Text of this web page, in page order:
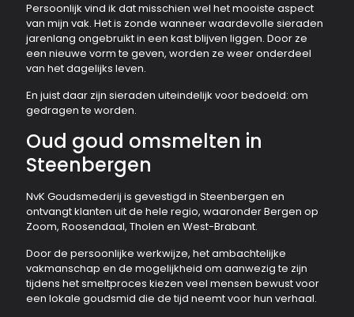
Persoonlijk vind ik dat misschien wel het mooiste aspect
van mijn vak. Het is zonde wanneer waardevolle sieraden
jarenlang ongebruikt in een kast blijven liggen. Door ze
een nieuwe vorm te geven, worden ze weer onderdeel
van het dagelijks leven.
En juist daar zijn sieraden uiteindelijk voor bedoeld: om
gedragen te worden.
Oud goud omsmelten in
Steenbergen
NvK Goudsmederij is gevestigd in Steenbergen en
ontvangt klanten uit de hele regio, waaronder Bergen op
Zoom, Roosendaal, Tholen en West-Brabant.
Door de persoonlijke werkwijze, het ambachtelijke
vakmanschap en de mogelijkheid om aanwezig te zijn
tijdens het smeltproces kiezen veel mensen bewust voor
een lokale goudsmid die de tijd neemt voor hun verhaal.